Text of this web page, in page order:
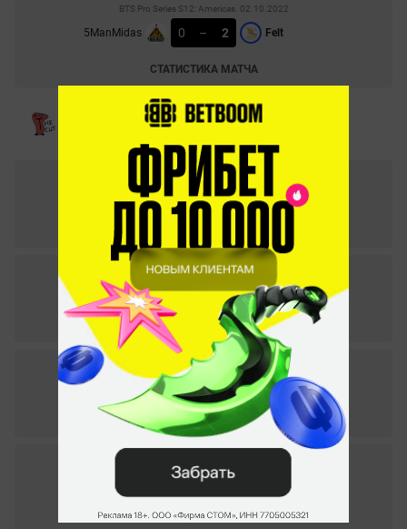
BTS Pro Series S12: Americas. 02.10.2022
5ManMidas 0 – 2 Felt
СТАТИСТИКА МАТЧА
DPC Северная Америка 2023: Tour 1 - Division 2. 08.02.2023
CDUB – 2 The Cut
DPC Северная Америка 2023: Tour 1 - Division 2. 05.02.2023
Penguins Squad 0 – 2 The Cut
СТАТИСТИКА МАТЧА
BTS Pro Series S13: Americas. 21.11.2022
The Cut 0 – 2 Alpha
СТАТИСТИКА МАТЧА
BTS Pro Series S13: Americas. 19.11.2022
0 – 2
СТАТИСТИКА МАТЧА